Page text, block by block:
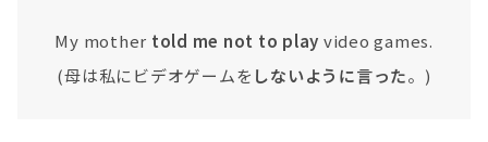
My mother told me not to play video games.
(母は私にビデオゲームを しないように言った。)